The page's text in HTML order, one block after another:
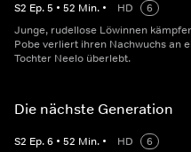
S2 Ep.5 • 52 Min. • HD
6
Junge, rudellose Löwinnen
Pobe verliert ihren Nachwuchs an
Tochter Neelo überlebt.
Die nächste Generation
S2 Ep.6 • 52 Min. • HD
6